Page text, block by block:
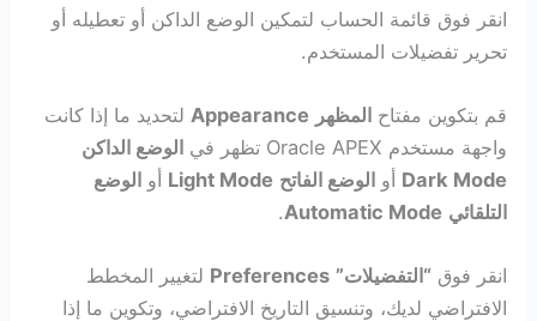
انقر فوق قائمة الحساب لتمكين الوضع الداكن أو تعطيله أو
تحرير تفضيلات المستخدم.
قم بتكوين مفتاحالمظهر Appearance لتحديد ما إذا كانت
واجهة مستخدم Oracle APEX تظهر في
الوضع الداكن
Dark Mode أوالوضع الفاتح Light Mode أوالوضع
التلقائي Automatic Mode
.
انقر فوق“التفضيلات” Preferences لتغيير المخطط
الافتراضي لديك، وتنسيق التاريخ الافتراضي، وتكوين ما إذا